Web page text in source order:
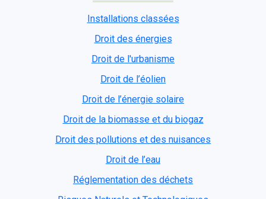
Installations classées
Droit des énergies
Droit de l'urbanisme
Droit de l’éolien
Droit de l’énergie solaire
Droit de la biomasse et du biogaz
Droit des pollutions et des nuisances
Droit de l’eau
Réglementation des déchets